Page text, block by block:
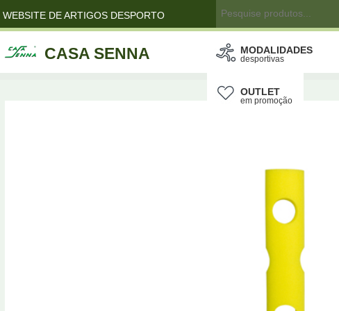
WEBSITE DE ARTIGOS DESPORTO
CASA SENNA MODALIDADES
desportivas
OUTLET
em promoção